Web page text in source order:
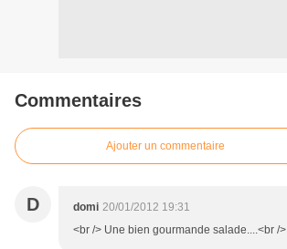
Commentaires
Ajouter un commentaire
D domi 20/01/2012 19:31
<br /> Une bien gourmande salade....<br />